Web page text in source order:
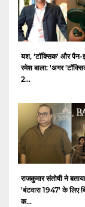
यश, 'टॉक्सिक' और पैन-
रमेश बाला: 'अगर
2...
राजकुमार संतोषी ने
'बंटवारा 1947' के लिए
क...